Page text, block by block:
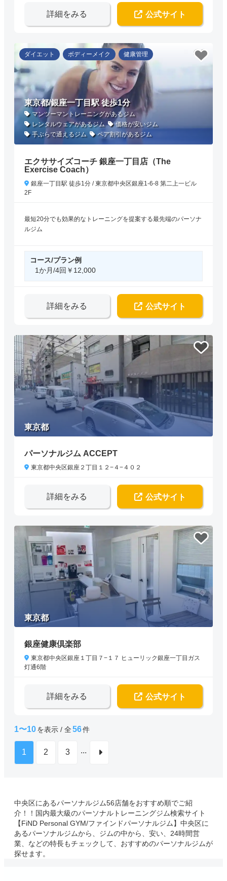
詳細をみる 公式サイト
ダイエット ボディーメイク 健康管理
東京都/銀座一丁目駅 徒歩1分
マンツーマントレーニングがあるジム
レンタルウェアがあるジム
価格が安いジム
手ぶらで通えるジム
ペア割引があるジム
エクササイズコーチ 銀座一丁目店（The
Exercise Coach）
銀座一丁目駅 徒歩1分 / 東京都中央区銀座1-6-8 第二上一ビル
2F
最短20分でも効果的なトレーニングを提案する最先端のパーソナ
ルジム
コース/プラン例
1か月/4回￥12,000
詳細をみる 公式サイト
東京都
パーソナルジム ACCEPT
東京都中央区銀座２丁目１２−４−４０２
詳細をみる 公式サイト
東京都
銀座健康倶楽部
東京都中央区銀座１丁目７−１７ ヒューリック銀座一丁目ガス
灯通6階
詳細をみる 公式サイト
1〜10を表示 / 全56件
1 2 3 ...
中央区にあるパーソナルジム56店舗をおすすめ順でご紹
介！！国内最大級のパーソナルトレーニングジム検索サイト
【FiND Personal GYM/ファインドパーソナルジム】中央区に
あるパーソナルジムから、ジムの中から、安い、24時間営
業、などの特長もチェックして、おすすめのパーソナルジムが
探せます。